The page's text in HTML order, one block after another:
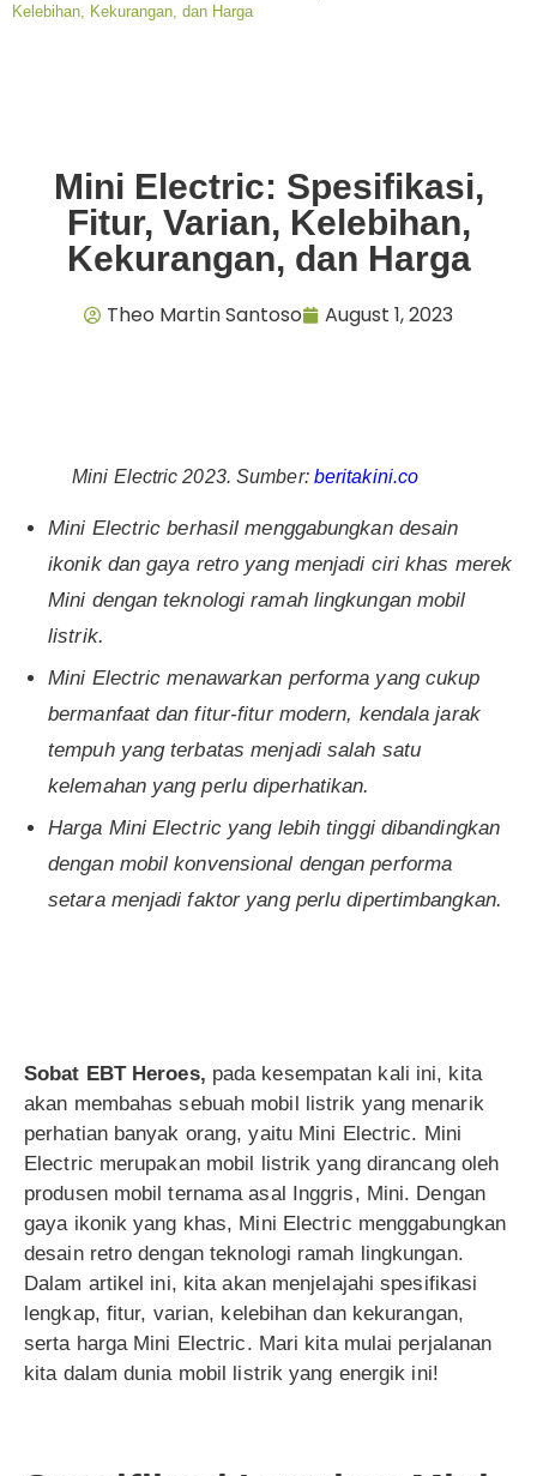
Kelebihan, Kekurangan, dan Harga
Mini Electric: Spesifikasi,
Fitur, Varian, Kelebihan,
Kekurangan, dan Harga
Theo Martin Santoso August 1, 2023
Mini Electric 2023. Sumber: beritakini.co
Mini Electric berhasil menggabungkan desain
ikonik dan gaya retro yang menjadi ciri khas merek
Mini dengan teknologi ramah lingkungan mobil
listrik.
Mini Electric menawarkan performa yang cukup
bermanfaat dan fitur-fitur modern, kendala jarak
tempuh yang terbatas menjadi salah satu
kelemahan yang perlu diperhatikan.
Harga Mini Electric yang lebih tinggi dibandingkan
dengan mobil konvensional dengan performa
setara menjadi faktor yang perlu dipertimbangkan.
Sobat EBT Heroes, pada kesempatan kali ini, kita
akan membahas sebuah mobil listrik yang menarik
perhatian banyak orang, yaitu Mini Electric. Mini
Electric merupakan mobil listrik yang dirancang oleh
produsen mobil ternama asal Inggris, Mini. Dengan
gaya ikonik yang khas, Mini Electric menggabungkan
desain retro dengan teknologi ramah lingkungan.
Dalam artikel ini, kita akan menjelajahi spesifikasi
lengkap, fitur, varian, kelebihan dan kekurangan,
serta harga Mini Electric. Mari kita mulai perjalanan
kita dalam dunia mobil listrik yang energik ini!